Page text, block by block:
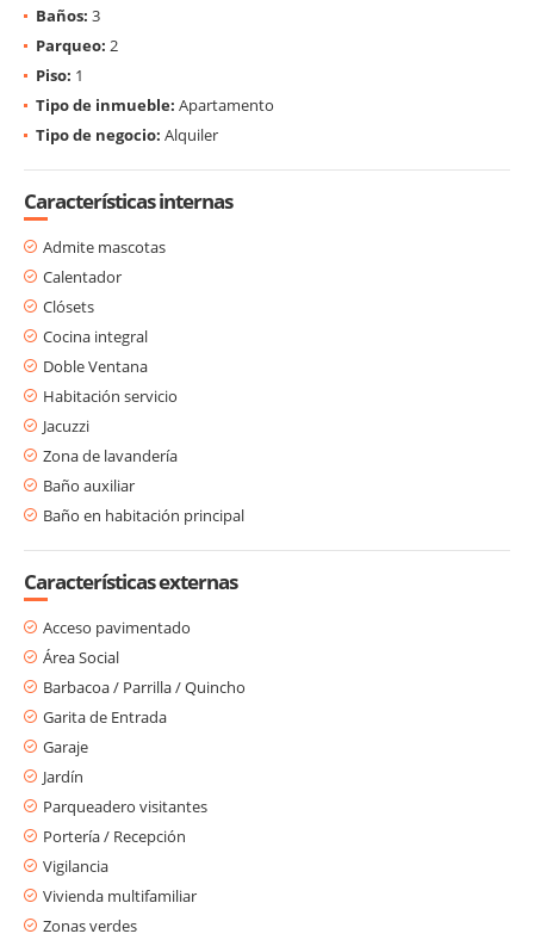
Baños: 3
Parqueo: 2
Piso: 1
Tipo de inmueble: Apartamento
Tipo de negocio: Alquiler
Características internas
Admite mascotas
Calentador
Clósets
Cocina integral
Doble Ventana
Habitación servicio
Jacuzzi
Zona de lavandería
Baño auxiliar
Baño en habitación principal
Características externas
Acceso pavimentado
Área Social
Barbacoa / Parrilla / Quincho
Garita de Entrada
Garaje
Jardín
Parqueadero visitantes
Portería / Recepción
Vigilancia
Vivienda multifamiliar
Zonas verdes